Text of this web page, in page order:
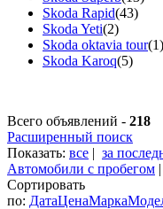
Skoda Rapid(43)
Skoda Yeti(2)
Skoda oktavia tour(1)
Skoda Karoq(5)
Всего объявлений - 218
Расширенный поиск
Показать: все | за
Автомобили с пробегом |
Сортировать
по: ДатаЦенаМарка